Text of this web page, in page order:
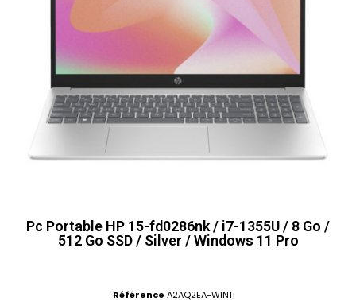
Pc Portable HP 15-fd0286nk / i7-1355U / 8 Go /
512 Go SSD / Silver / Windows 11 Pro
Référence A2AQ2EA-WIN11